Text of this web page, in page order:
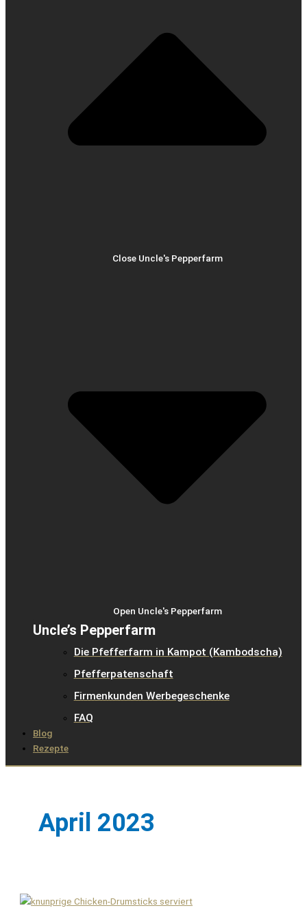
Close Uncle's Pepperfarm
Open Uncle's Pepperfarm
Uncle’s Pepperfarm
Die Pfefferfarm in Kampot (Kambodscha)
Pfefferpatenschaft
Firmenkunden Werbegeschenke
FAQ
Blog
Rezepte
April 2023